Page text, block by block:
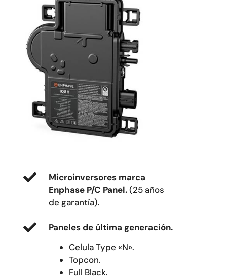
Microinversores marca
Enphase P/C Panel.(25 años
de garantía).
Paneles de última generación.
Celula Type «N».
Topcon.
Full Black.